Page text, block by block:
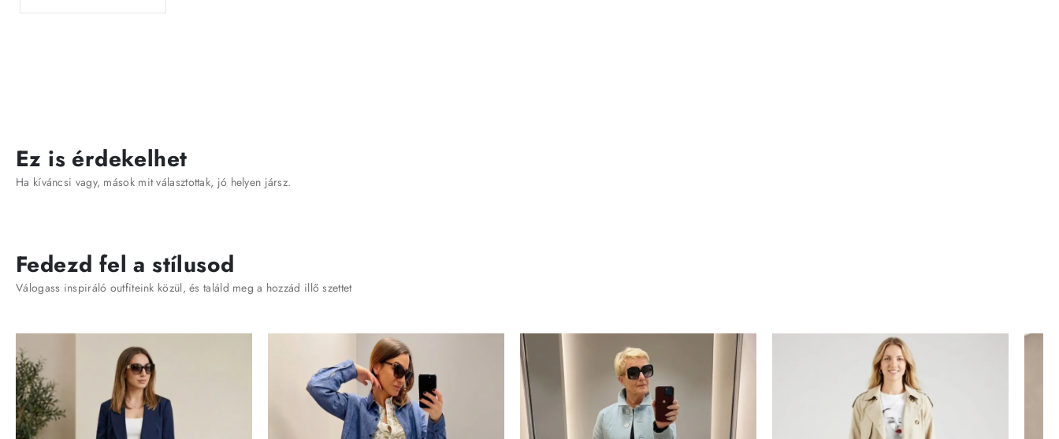
Ez is érdekelhet
Ha kíváncsi vagy, mások mit választottak, jó helyen jársz.
Fedezd fel a stílusod
Válogass inspiráló outfiteink közül, és találd meg a hozzád illő szettet